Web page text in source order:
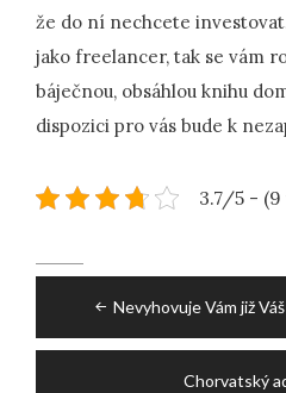
že do ní nechcete
jako freelancer, tak se vám
báječnou, obsáhlou knihu
dispozici pro vás bude k
3.7/5 -
navigationNevyhovuje Vám již
Chorvatský